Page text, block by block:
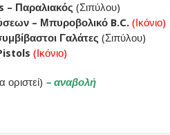
– Παραλιακός (Σιπύλου)
– Μπυροβολικό B.C. (Ικόνιο)
Γαλάτες (Σιπύλου)
(Ικόνιο)
οριστεί) – αναβολή